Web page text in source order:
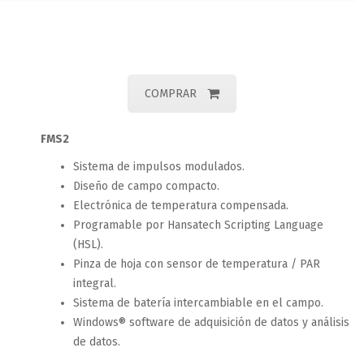
COMPRAR
FMS2
Sistema de impulsos modulados.
Diseño de campo compacto.
Electrónica de temperatura compensada.
Programable por Hansatech Scripting Language
(HSL).
Pinza de hoja con sensor de temperatura / PAR
integral.
Sistema de batería intercambiable en el campo.
Windows® software de adquisición de datos y análisis
de datos.